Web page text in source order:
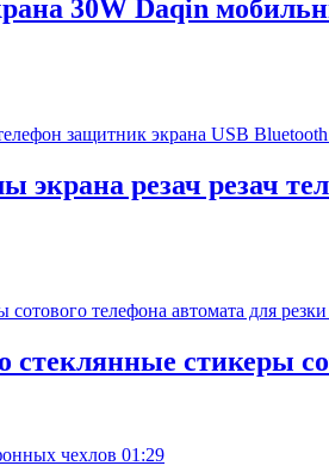
30W Daqin
резач резач
стикеры
01:29